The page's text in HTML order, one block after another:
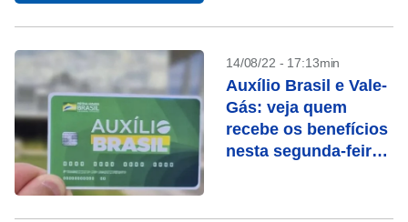
14/08/22 - 17:13min
Auxílio Brasil e Vale-
Gás: veja quem
recebe os benefícios
nesta segunda-feira